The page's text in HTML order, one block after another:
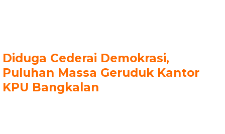
Diduga Cederai Demokrasi,
Puluhan Massa Geruduk Kantor
KPU Bangkalan